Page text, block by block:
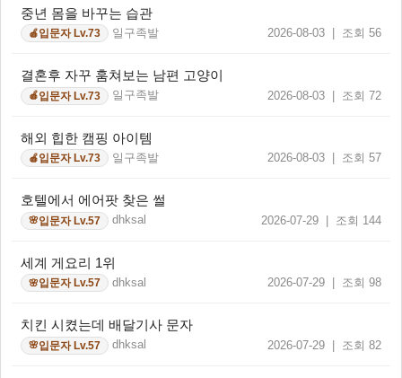
중년 몸을 바꾸는 습관
🍎입문자 Lv.73 일구족발 2026-08-03 | 조회 56
결혼후 자꾸 훔쳐보는 남편 고양이
🍎입문자 Lv.73 일구족발 2026-08-03 | 조회 72
해외 힙한 캠핑 아이템
🍎입문자 Lv.73 일구족발 2026-08-03 | 조회 57
호텔에서 에어팟 찾은 썰
🌸입문자 Lv.57 dhksal 2026-07-29 | 조회 144
세계 게요리 1위
🌸입문자 Lv.57 dhksal 2026-07-29 | 조회 98
치킨 시켰는데 배달기사 문자
🌸입문자 Lv.57 dhksal 2026-07-29 | 조회 82